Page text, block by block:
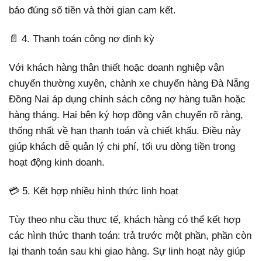
bảo đúng số tiền và thời gian cam kết.
📄 4. Thanh toán công nợ định kỳ
Với khách hàng thân thiết hoặc doanh nghiệp vận
chuyển thường xuyên, chành xe chuyển hàng Đà Nẵng
Đồng Nai áp dụng chính sách công nợ hàng tuần hoặc
hàng tháng. Hai bên ký hợp đồng vận chuyển rõ ràng,
thống nhất về hạn thanh toán và chiết khấu. Điều này
giúp khách dễ quản lý chi phí, tối ưu dòng tiền trong
hoạt động kinh doanh.
💳 5. Kết hợp nhiều hình thức linh hoạt
Tùy theo nhu cầu thực tế, khách hàng có thể kết hợp
các hình thức thanh toán: trả trước một phần, phần còn
lại thanh toán sau khi giao hàng. Sự linh hoạt này giúp